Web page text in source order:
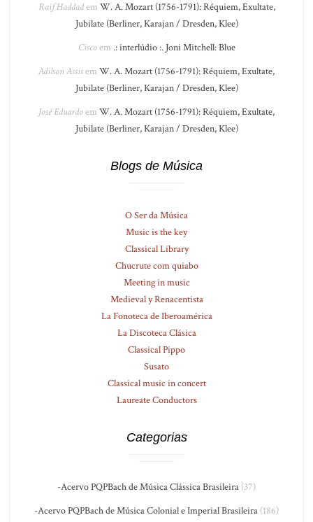
Raif Haddadem W. A. Mozart (1756-1791): Réquiem, Exultate,
Jubilate (Berliner, Karajan / Dresden, Klee)
Ciscoem .: interlúdio :. Joni Mitchell: Blue
Adilson Assisem W. A. Mozart (1756-1791): Réquiem, Exultate,
Jubilate (Berliner, Karajan / Dresden, Klee)
José Eduardoem W. A. Mozart (1756-1791): Réquiem, Exultate,
Jubilate (Berliner, Karajan / Dresden, Klee)
Blogs de Música
O Ser da Música
Music is the key
Classical Library
Chucrute com quiabo
Meeting in music
Medieval y Renacentista
La Fonoteca de Iberoamérica
La Discoteca Clásica
Classical Pippo
Susato
Classical music in concert
Laureate Conductors
Categorias
-Acervo PQPBach de Música Clássica Brasileira (37)
-Acervo PQPBach de Música Colonial e Imperial Brasileira (186)